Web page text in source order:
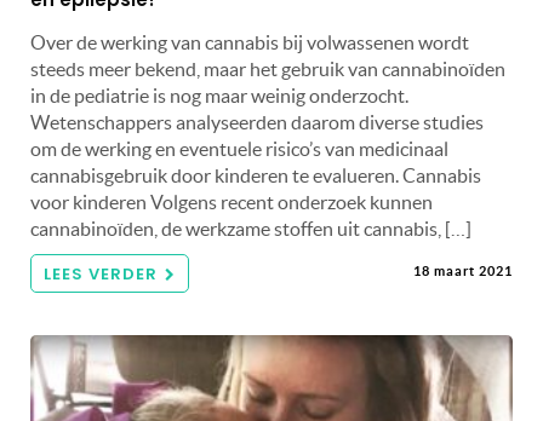
Over de werking van cannabis bij volwassenen wordt
steeds meer bekend, maar het gebruik van cannabinoïden
in de pediatrie is nog maar weinig onderzocht.
Wetenschappers analyseerden daarom diverse studies
om de werking en eventuele risico’s van medicinaal
cannabisgebruik door kinderen te evalueren. Cannabis
voor kinderen Volgens recent onderzoek kunnen
cannabinoïden, de werkzame stoffen uit cannabis, […]
LEES VERDER 18 maart 2021